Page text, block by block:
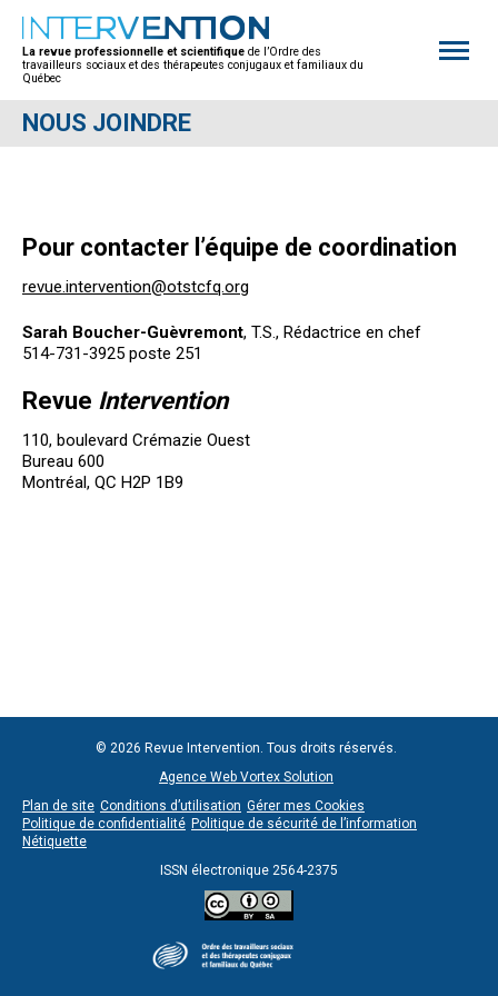
La revue professionnelle et scientifique de l’Ordre des
travailleurs sociaux et des thérapeutes conjugaux et familiaux du
Québec
site
NOUS JOINDRE
Pour contacter l’équipe de coordination
revue.intervention@otstcfq.org
Sarah Boucher-Guèvremont, T.S., Rédactrice en chef
514-731-3925 poste 251
Revue Intervention
110, boulevard Crémazie Ouest
Bureau 600
Montréal, QC H2P 1B9
© 2026 Revue Intervention. Tous droits réservés.
Agence Web Vortex Solution
Plan de site Conditions d’utilisation Gérer mes Cookies
Politique de confidentialité Politique de sécurité de l’information
Nétiquette
ISSN électronique 2564-2375